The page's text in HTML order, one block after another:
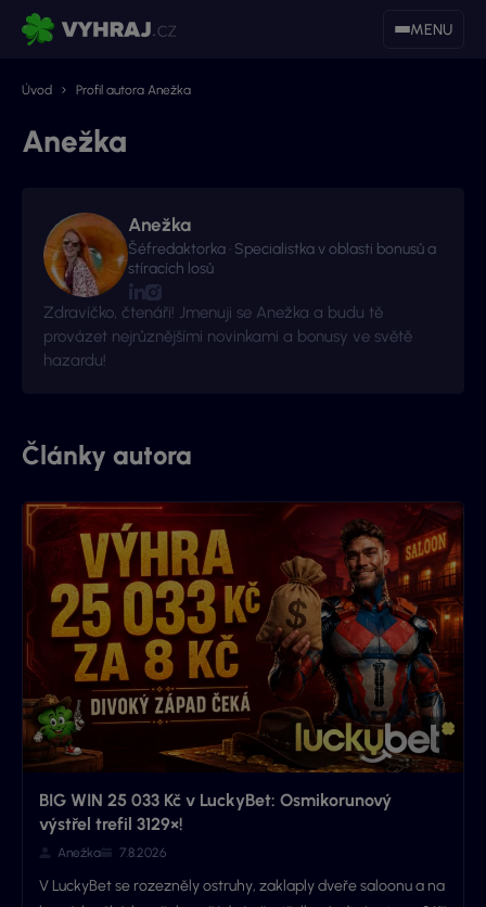
MENU
Úvod Profil autora Anežka
Anežka
Anežka
Šéfredaktorka · Specialistka v oblasti bonusů a
stíracích losů
Zdravíčko, čtenáři! Jmenuji se Anežka a budu tě
provázet nejrůznějšími novinkami a bonusy ve světě
hazardu!
Články autora
BIG WIN 25 033 Kč v LuckyBet: Osmikorunový
výstřel trefil 3129×!
Anežka 7.8.2026
V LuckyBet se rozezněly ostruhy, zaklaply dveře saloonu a na